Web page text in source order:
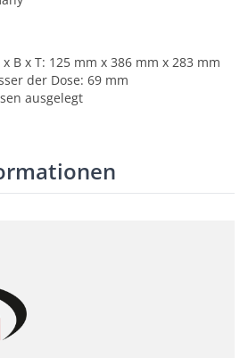
B x T: 125 mm x 386 mm x 283 mm
der Dose: 69 mm
ausgelegt